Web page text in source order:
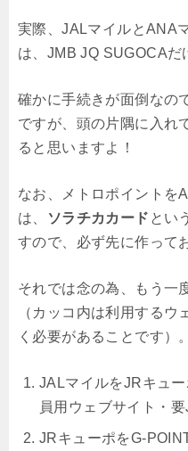
実際、JALマイルとANA
は、JMB JQ SUGOCAだ
確かに手続きが面倒なの
ですが、頭の片隅に入れ
ると思いますよ！
なお、メトロポイントを
は、
ソラチカカード とい
すので、必ず先に作って
それでは念の為、もう一
（カッコ内は利用する
く必要があることです）。
JALマイルをJRキュ
員用ウェブサイト・
JRキューポをG-